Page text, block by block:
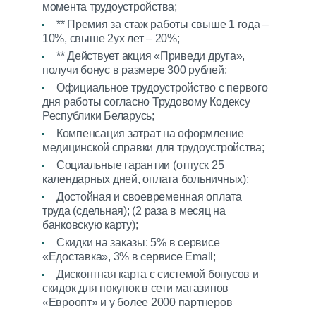
момента трудоустройства;
** Премия за стаж работы свыше 1 года –
10%, свыше 2ух лет – 20%;
** Действует акция «Приведи друга»,
получи бонус в размере 300 рублей;
Официальное трудоустройство с первого
дня работы согласно Трудовому Кодексу
Республики Беларусь;
Компенсация затрат на оформление
медицинской справки для трудоустройства;
Социальные гарантии (отпуск 25
календарных дней, оплата больничных);
Достойная и своевременная оплата
труда (сдельная); (2 раза в месяц на
банковскую карту);
Скидки на заказы: 5% в сервисе
«Едоставка», 3% в сервисе Emall;
Дисконтная карта с системой бонусов и
скидок для покупок в сети магазинов
«Евроопт» и у более 2000 партнеров